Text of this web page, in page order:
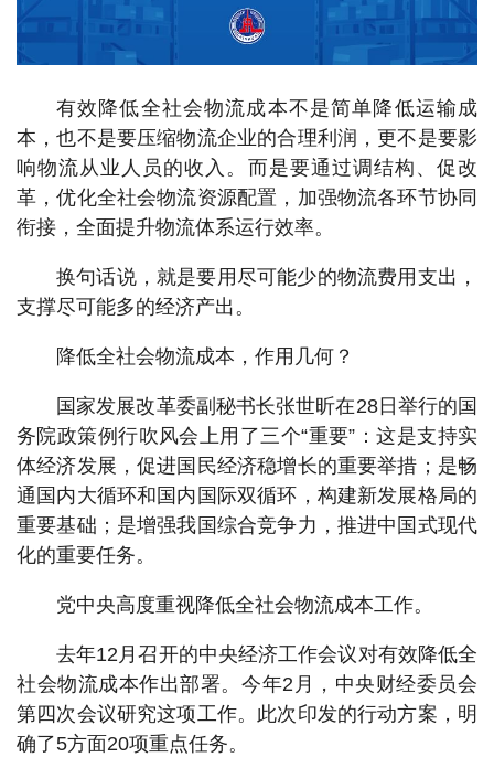
有效降低全社会物流成本不是简单降低运输成
本，也不是要压缩物流企业的合理利润，更不是要影
响物流从业人员的收入。而是要通过调结构、促改
革，优化全社会物流资源配置，加强物流各环节协同
衔接，全面提升物流体系运行效率。
换句话说，就是要用尽可能少的物流费用支出，
支撑尽可能多的经济产出。
降低全社会物流成本，作用几何？
国家发展改革委副秘书长张世昕在28日举行的国
务院政策例行吹风会上用了三个“重要”：这是支持实
体经济发展，促进国民经济稳增长的重要举措；是畅
通国内大循环和国内国际双循环，构建新发展格局的
重要基础；是增强我国综合竞争力，推进中国式现代
化的重要任务。
党中央高度重视降低全社会物流成本工作。
去年12月召开的中央经济工作会议对有效降低全
社会物流成本作出部署。今年2月，中央财经委员会
第四次会议研究这项工作。此次印发的行动方案，明
确了5方面20项重点任务。